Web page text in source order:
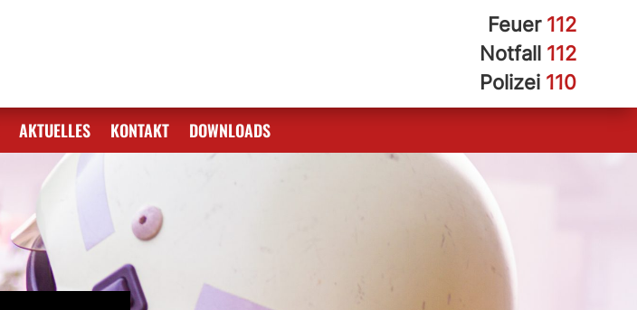
Feuer 112
Notfall 112
Polizei 110
AKTUELLES KONTAKT DOWNLOADS